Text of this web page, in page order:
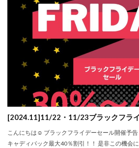
[2024.11]11/22・11/23ブラックフラ
こんにちは☺ ブラックフライデーセール開催予告
キャディバック最大40％割引！！ 是非この機会